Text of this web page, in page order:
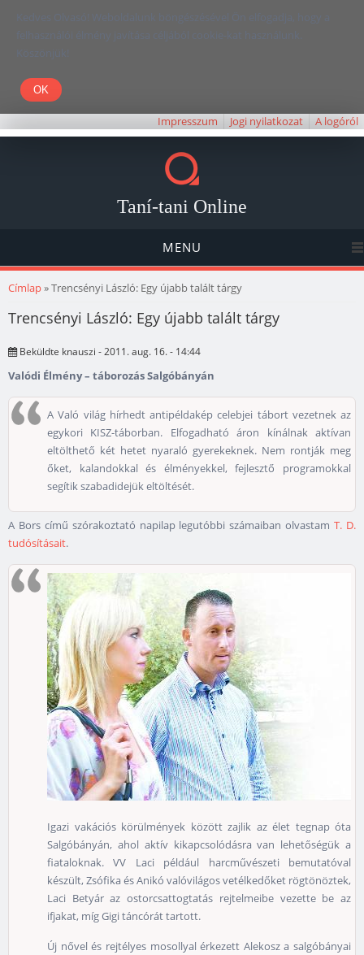
Kedves Olvasó! Weboldalunk böngészésével Ön elfogadja, hogy a
felhasználói élmény javítása céljából cookie-kat használunk.
Köszönjük!
Impresszum Jogi nyilatkozat A logóról
Taní-tani Online
MENU
Jelenlegi hely
Címlap» Trencsényi László: Egy újabb talált tárgy
Trencsényi László: Egy újabb talált tárgy
Beküldte knauszi - 2011. aug. 16. - 14:44
Valódi Élmény – táborozás Salgóbányán
A Való világ hírhedt antipéldakép celebjei tábort vezetnek az
egykori KISZ-táborban. Elfogadható áron kínálnak aktívan
eltölthető két hetet nyaraló gyerekeknek. Nem rontják meg
őket, kalandokkal és élményekkel, fejlesztő programokkal
segítik szabadidejük eltöltését.
A Bors című szórakoztató napilap legutóbbi számaiban olvastamT. D.
tudósításait.
Igazi vakációs körülmények között zajlik az élet tegnap óta
Salgóbányán, ahol aktív kikapcsolódásra van lehetőségük a
fiataloknak. VV Laci például harcművészeti bemutatóval
készült, Zsófika és Anikó valóvilágos vetélkedőket rögtönöztek,
Laci Betyár az ostorcsattogtatás rejtelmeibe vezette be az
ifjakat, míg Gigi táncórát tartott.
Új nővel és rejtélyes mosollyal érkezett Alekosz a salgóbányai